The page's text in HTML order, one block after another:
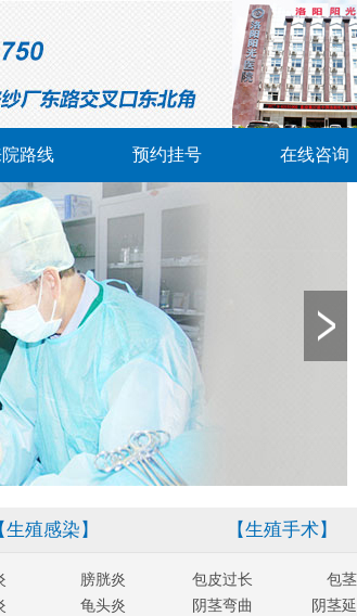
路线 预约挂号 在线咨询
生殖感染】
膀胱炎
龟头炎
【生殖手术】
包皮过长
包茎
阴茎弯曲
阴茎